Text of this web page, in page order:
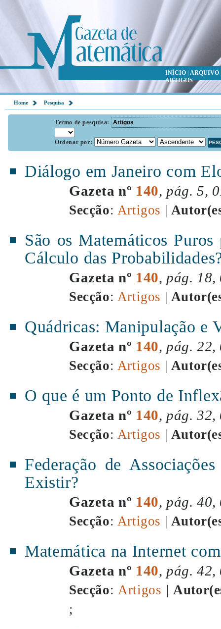
INÍCIO ARQUIVO
ARTIGOS
Home Pesquisa
Termo de pesquisa:
Ordenar por:
Diálogo em Janeiro com
Gazeta nº 140, pág. 5,
Secção: Artigos |
São os Matemáticos
Cálculo das
Gazeta nº 140, pág. 18,
Secção: Artigos |
Quádricas: Manipulação e
Gazeta nº 140, pág. 22,
Secção: Artigos |
O que é um Ponto de
Gazeta nº 140, pág. 32,
Secção: Artigos |
Federação de
Existir?
Gazeta nº 140, pág. 40,
Secção: Artigos |
Matemática na Internet
Gazeta nº 140, pág. 42,
Secção: Artigos |
;